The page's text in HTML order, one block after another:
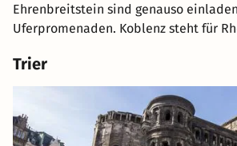
Ehrenbreitstein sind genauso
Uferpromenaden. Koblenz steht für
Trier